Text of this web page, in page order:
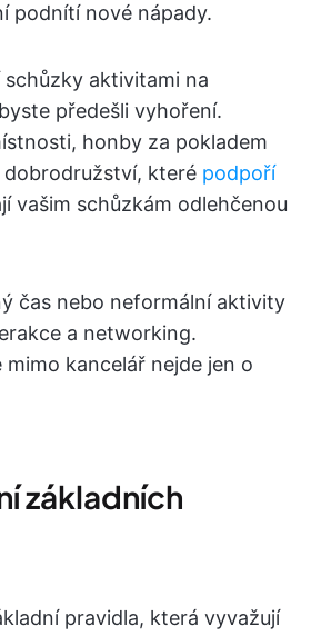
podnítí nové nápady.
aktivitami na
předešli vyhoření.
honby za pokladem
které podpoří
vašim schůzkám odlehčenou
čas nebo neformální aktivity
a networking.
kancelář nejde jen o
základních
pravidla, která vyvažují